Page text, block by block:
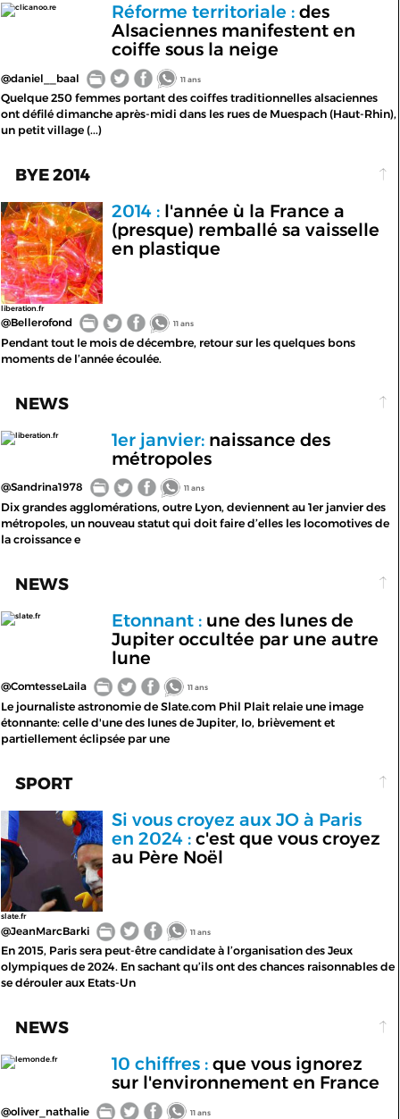
clicanoo.re Réforme territoriale :des
Alsaciennes manifestent en
coiffe sous la neige
@daniel__baal 11 ans
Quelque 250 femmes portant des coiffes traditionnelles alsaciennes
ont défilé dimanche après-midi dans les rues de Muespach (Haut-Rhin),
un petit village (...)
BYE 2014
liberation.fr
2014 :l'année ù la France a
(presque) remballé sa vaisselle
en plastique
@Bellerofond 11 ans
Pendant tout le mois de décembre, retour sur les quelques bons
moments de l’année écoulée.
NEWS
liberation.fr 1er janvier:naissance des
métropoles
@Sandrina1978 11 ans
Dix grandes agglomérations, outre Lyon, deviennent au 1er janvier des
métropoles, un nouveau statut qui doit faire d’elles les locomotives de
la croissance e
NEWS
slate.fr Etonnant :une des lunes de
Jupiter occultée par une autre
lune
@ComtesseLaila 11 ans
Le journaliste astronomie de Slate.com Phil Plait relaie une image
étonnante: celle d'une des lunes de Jupiter, Io, brièvement et
partiellement éclipsée par une
SPORT
slate.fr
Si vous croyez aux JO à Paris
en 2024 :c'est que vous croyez
au Père Noël
@JeanMarcBarki 11 ans
En 2015, Paris sera peut-être candidate à l’organisation des Jeux
olympiques de 2024. En sachant qu’ils ont des chances raisonnables de
se dérouler aux Etats-Un
NEWS
lemonde.fr 10 chiffres :que vous ignorez
sur l'environnement en France
@oliver_nathalie 11 ans